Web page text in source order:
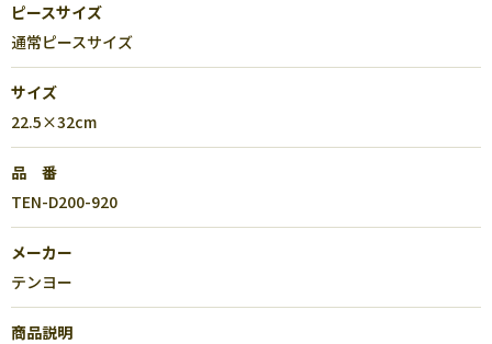
ピースサイズ
通常ピースサイズ
サイズ
22.5×32cm
品 番
TEN-D200-920
メーカー
テンヨー
商品説明